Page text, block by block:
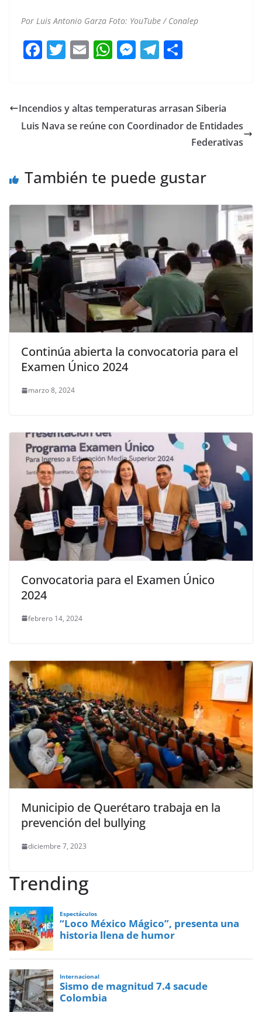
Por Luis Antonio Garza Foto: YouTube / Conalep
F
a
e
b
k
T
w
er
E
m
l
W
h
s
A
M
e
e
n
T
el
gr
a
p
ar
tir
Incendios y altas temperaturas arrasan Siberia
Luis Nava se reúne con Coordinador de Entidades
Federativas
También te puede gustar
Continúa abierta la convocatoria para el
Examen Único 2024
marzo 8, 2024
Convocatoria para el Examen Único
2024
febrero 14, 2024
Municipio de Querétaro trabaja en la
prevención del bullying
diciembre 7, 2023
Trending